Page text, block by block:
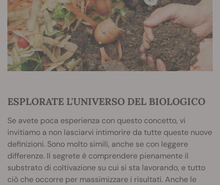
ESPLORATE L'UNIVERSO DEL BIOLOGICO
Se avete poca esperienza con questo concetto, vi
invitiamo a non lasciarvi intimorire da tutte queste nuove
definizioni. Sono molto simili, anche se con leggere
differenze. Il segrete è comprendere pienamente il
substrato di coltivazione su cui si sta lavorando, e tutto
ciò che occorre per massimizzare i risultati. Anche le